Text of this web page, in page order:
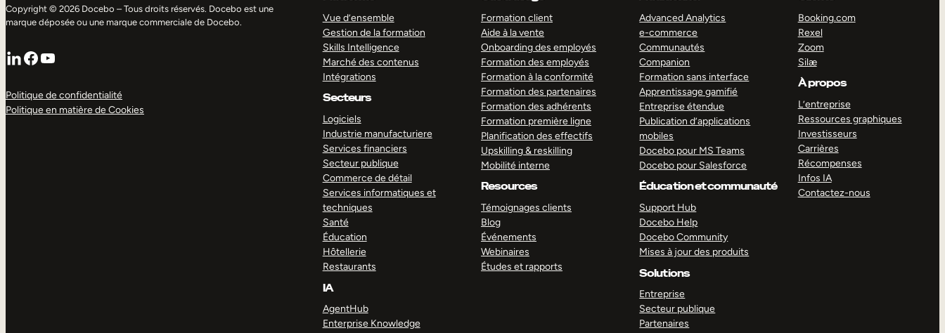
Copyright © 2026 Docebo – Tous droits réservés. Docebo est une
marque déposée ou une marque commerciale de Docebo.
LinkedIn
Facebook
YouTube
Politique de confidentialité
Politique en matière de Cookies
Vue d’ensemble
Gestion de la formation
Skills Intelligence
Marché des contenus
Intégrations
Secteurs
Logiciels
Industrie manufacturiere
Services financiers
Secteur publique
Commerce de détail
Services informatiques et
techniques
Santé
Éducation
Hôtellerie
Restaurants
IA
AgentHub
Enterprise Knowledge
Formation client
Aide à la vente
Onboarding des employés
Formation des employés
Formation à la conformité
Formation des partenaires
Formation des adhérents
Formation première ligne
Planification des effectifs
Upskilling & reskilling
Mobilité interne
Resources
Témoignages clients
Blog
Événements
Webinaires
Études et rapports
Advanced Analytics
e-commerce
Communautés
Companion
Formation sans interface
Apprentissage gamifié
Entreprise étendue
Publication d’applications
mobiles
Docebo pour MS Teams
Docebo pour Salesforce
Éducation et communauté
Support Hub
Docebo Help
Docebo Community
Mises à jour des produits
Solutions
Entreprise
Secteur publique
Partenaires
Booking.com
Rexel
Zoom
Silæ
À propos
L’entreprise
Ressources graphiques
Investisseurs
Carrières
Récompenses
Infos IA
Contactez-nous